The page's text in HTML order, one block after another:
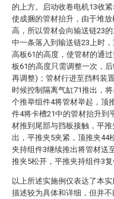
的上方。启动收卷电机13收
使成捆的管材抬升，由于堆
高，所以管材会向输送链23
中一条落入到输送链23上时
高板61的高度，使管材的通
板61的高度只需调整一次，
再调整)；管材行进至挡料装
时候控制隔离气缸71推出，
个推举组件4将管材举起，顶
件4将卡槽21中的管材抬升到
材推到尾部与挡板接触，平
出，平推夹5夹紧，顶推夹44
夹持组件3继续推出将管材送
推夹5松开，平推夹持组件3复
以上所述实施例仅表达了本
描述较为具体和详细，但并